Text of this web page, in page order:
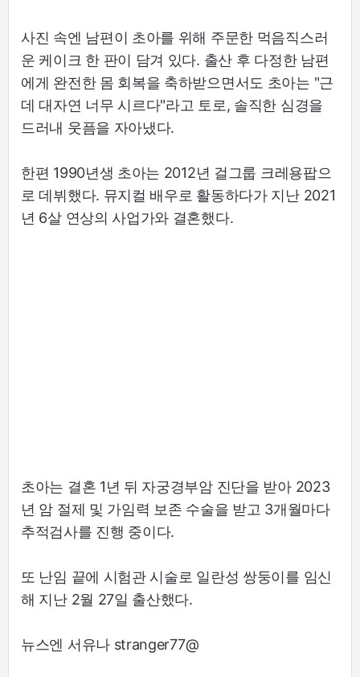
사진 속엔 남편이 초아를 위해 주문한 먹음직스러
운 케이크 한 판이 담겨 있다. 출산 후 다정한 남편
에게 완전한 몸 회복을 축하받으면서도 초아는 "근
데 대자연 너무 시르다"라고 토로, 솔직한 심경을
드러내 웃픔을 자아냈다.
한편 1990년생 초아는 2012년 걸그룹 크레용팝으
로 데뷔했다. 뮤지컬 배우로 활동하다가 지난 2021
년 6살 연상의 사업가와 결혼했다.
초아는 결혼 1년 뒤 자궁경부암 진단을 받아 2023
년 암 절제 및 가임력 보존 수술을 받고 3개월마다
추적검사를 진행 중이다.
또 난임 끝에 시험관 시술로 일란성 쌍둥이를 임신
해 지난 2월 27일 출산했다.
뉴스엔 서유나 stranger77@